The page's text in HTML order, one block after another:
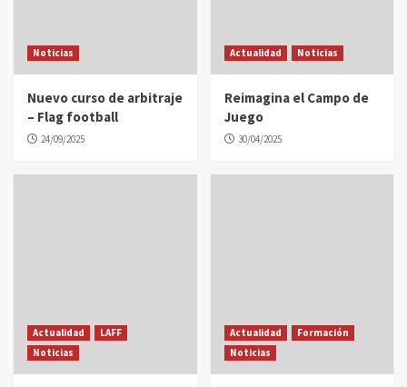
Noticias
Nuevo curso de arbitraje
– Flag football
24/09/2025
Actualidad Noticias
Reimagina el Campo de
Juego
30/04/2025
Actualidad
LAFF
Noticias
Actualidad
Formación
Noticias